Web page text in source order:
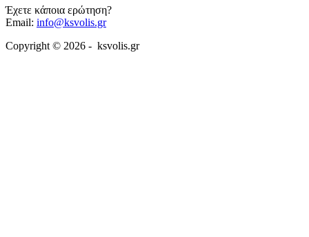
Έχετε κάποια ερώτηση?
Email: info@ksvolis.gr
Copyright © 2026 - ksvolis.gr